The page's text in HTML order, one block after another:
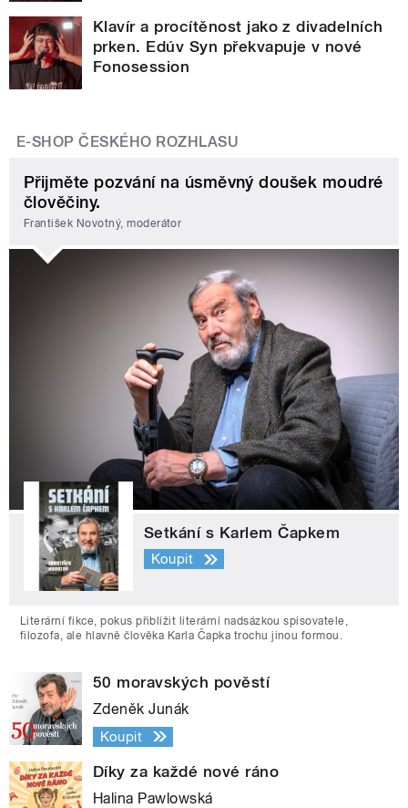
Klavír a procítěnost jako z divadelních
prken. Edúv Syn překvapuje v nové
Fonosession
E-SHOP ČESKÉHO ROZHLASU
Přijměte pozvání na úsměvný doušek moudré
člověčiny.
František Novotný, moderátor
Setkání s Karlem Čapkem
Koupit
Literární fikce, pokus přiblížit literární nadsázkou spisovatele,
filozofa, ale hlavně člověka Karla Čapka trochu jinou formou.
50 moravských pověstí
Zdeněk Junák
Koupit
Díky za každé nové ráno
Halina Pawlowská